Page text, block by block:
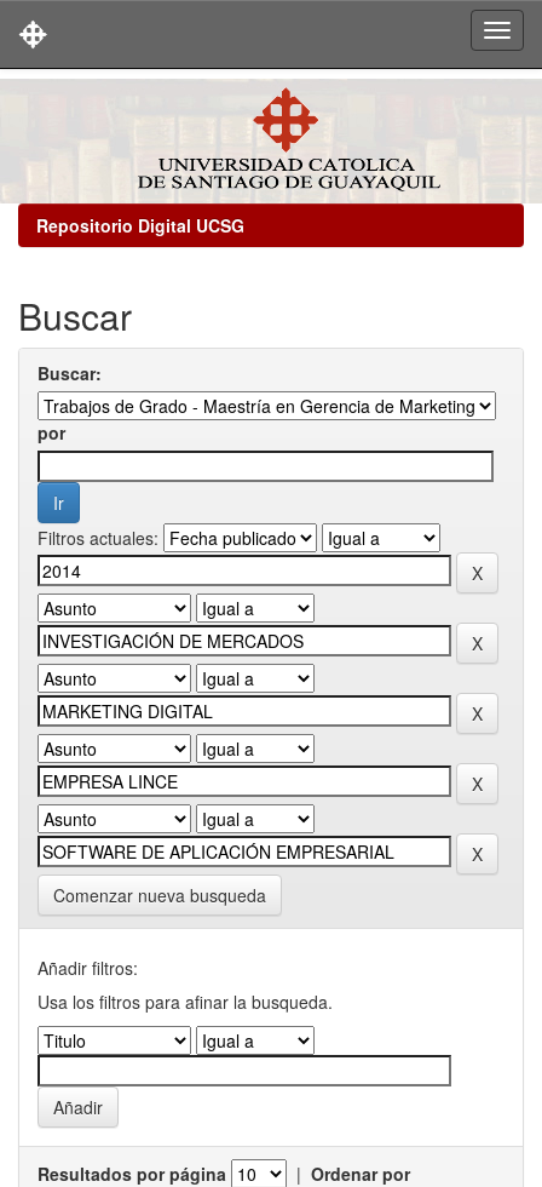
Repositorio Digital UCSG
Buscar
Buscar:
por
Filtros actuales:
Comenzar nueva busqueda
Añadir filtros:
Usa los filtros para afinar la busqueda.
Resultados por página | Ordenar por